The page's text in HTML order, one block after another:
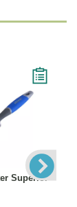
Superior